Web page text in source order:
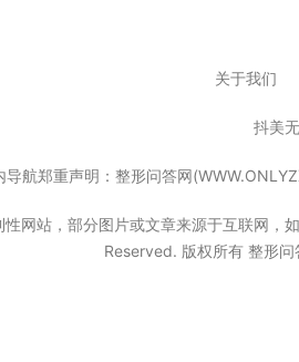
关于我们
抖美
导航郑重声明：整形问答网
网站，部分图片或文章来源于互联网，
Reserved. 版权所有 整形问